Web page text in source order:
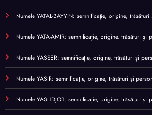
Numele YATAL-BAYYIN: semnificație, origine,
Numele YATA-AMIR: semnificație, origine, trăsături și
Numele YASSER: semnificație, origine, trăsături și
Numele YASIR: semnificație, origine, trăsături și
Numele YASHDJOB: semnificație, origine, trăsături și